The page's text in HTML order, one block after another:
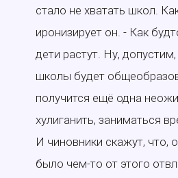
стало не хватать школ.
иронизирует он. - Как
дети растут. Ну,
школы будет
получится ещё одна
хулиганить, заниматься
И чиновники скажут, что,
было чем-то от этого